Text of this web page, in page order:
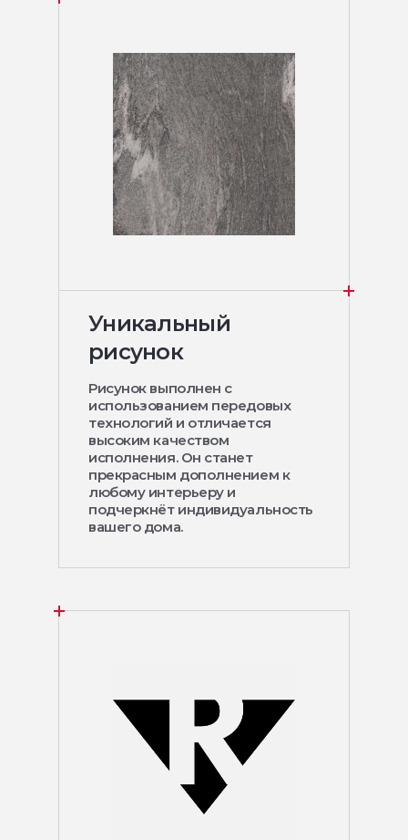
Уникальный
рисунок
Рисунок выполнен с
использованием передовых
технологий и отличается
высоким качеством
исполнения. Он станет
прекрасным дополнением к
любому интерьеру и
подчеркнёт индивидуальность
вашего дома.